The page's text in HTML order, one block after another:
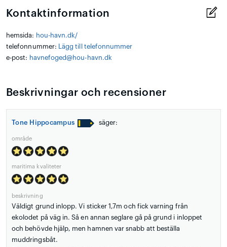
Kontaktinformation
hemsida: hou-havn.dk/
telefonnummer:
Lägg till telefonnummer
e-post: havnefoged@hou-havn.dk
Beskrivningar och recensioner
Tone Hippocampus säger:
område
maritima kvaliteter
beskrivning
Väldigt grund inlopp. Vi sticker 1,7m och fick varning från
ekolodet på väg in. Så en annan seglare gå på grund i inloppet
och behövde hjälp, men hamnen var snabb att beställa
muddringsbåt.